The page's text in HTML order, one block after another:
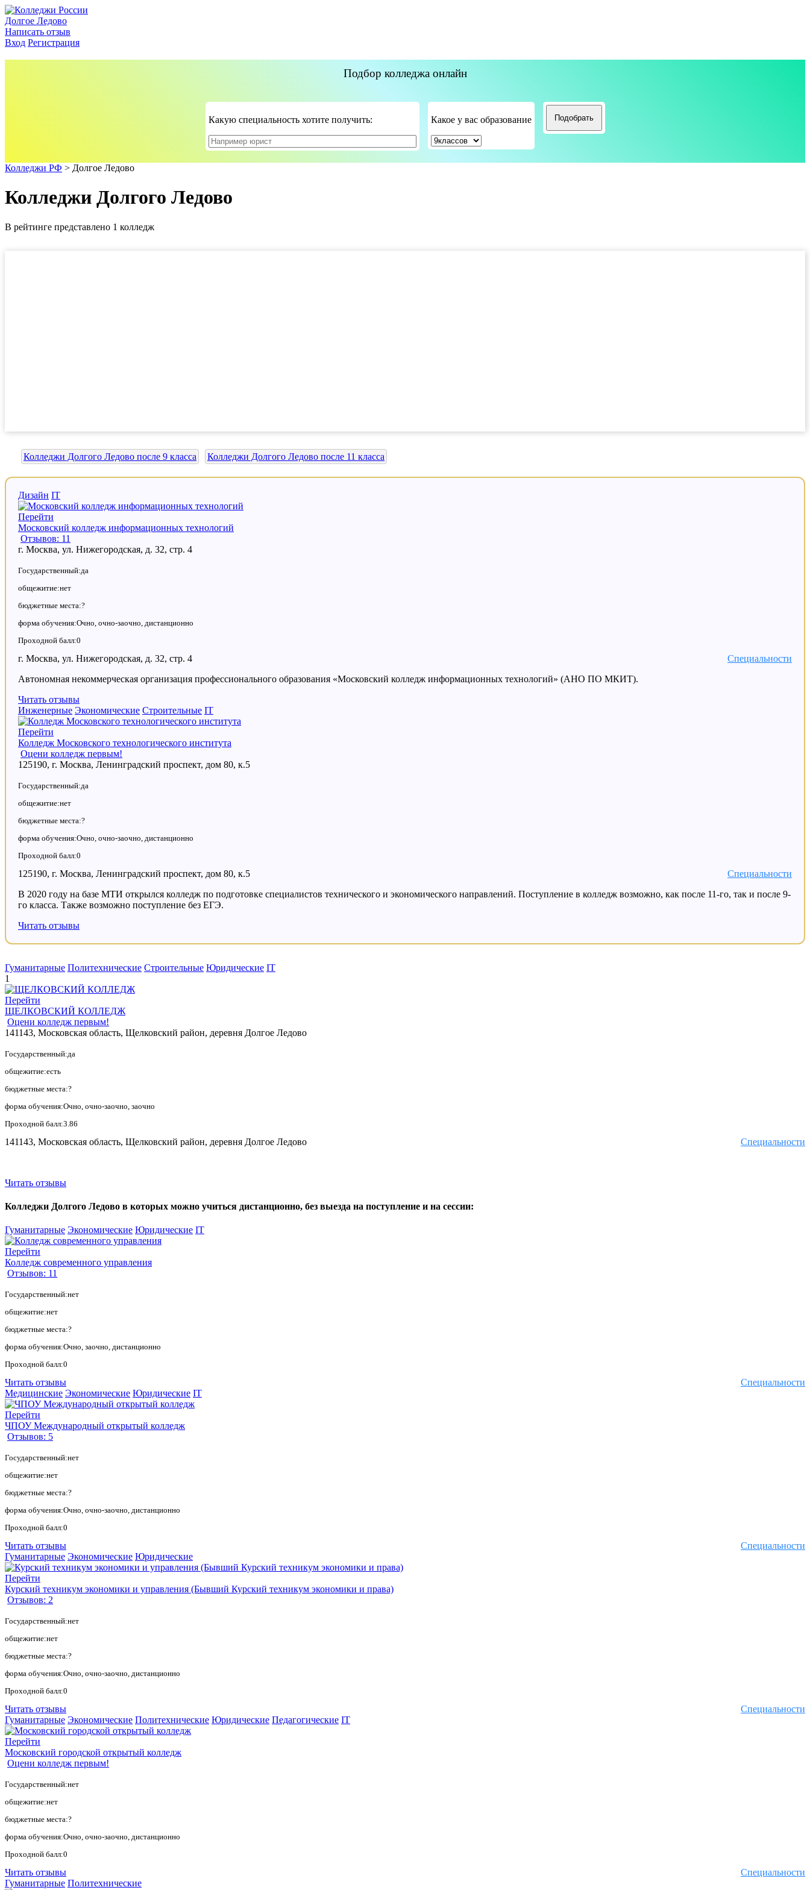
Долгое Ледово
Написать отзыв
Вход Регистрация
Подбор колледжа онлайн
Какую специальность хотите получить: Какое у вас образование
Колледжи РФ > Долгое Ледово
Колледжи Долгого Ледово
В рейтинге представлено 1 колледж
Колледжи Долгого Ледово после 9 класса Колледжи Долгого Ледово после 11 класса
Дизайн IT
Перейти
Московский колледж информационных технологий
Отзывов: 11
г. Москва, ул. Нижегородская, д. 32, стр. 4
Государственный:да
общежитие:нет
бюджетные места:?
форма обучения:Очно, очно-заочно, дистанционно
Проходной балл:0
Специальности
г. Москва, ул. Нижегородская, д. 32, стр. 4
Автономная некоммерческая организация профессионального образования «Московский колледж информационных технологий» (АНО ПО МКИТ).
Читать отзывы
Инженерные Экономические Строительные IT
Перейти
Колледж Московского технологического института
Оцени колледж первым!
125190, г. Москва, Ленинградский проспект, дом 80, к.5
Государственный:да
общежитие:нет
бюджетные места:?
форма обучения:Очно, очно-заочно, дистанционно
Проходной балл:0
Специальности
125190, г. Москва, Ленинградский проспект, дом 80, к.5
В 2020 году на базе МТИ открылся колледж по подготовке специалистов технического и экономического направлений. Поступление в колледж возможно, как после 11-го, так и после 9-
го класса. Также возможно поступление без ЕГЭ.
Читать отзывы
Гуманитарные Политехнические Строительные Юридические IT
1
Перейти
ЩЕЛКОВСКИЙ КОЛЛЕДЖ
Оцени колледж первым!
141143, Московская область, Щелковский район, деревня Долгое Ледово
Государственный:да
общежитие:есть
бюджетные места:?
форма обучения:Очно, очно-заочно, заочно
Проходной балл:3.86
Специальности
141143, Московская область, Щелковский район, деревня Долгое Ледово
Читать отзывы
Колледжи Долгого Ледово в которых можно учиться дистанционно, без выезда на поступление и на сессии:
Гуманитарные Экономические Юридические IT
Перейти
Колледж современного управления
Отзывов: 11
Государственный:нет
общежитие:нет
бюджетные места:?
форма обучения:Очно, заочно, дистанционно
Проходной балл:0
Специальности
Читать отзывы
Медицинские Экономические Юридические IT
Перейти
ЧПОУ Международный открытый колледж
Отзывов: 5
Государственный:нет
общежитие:нет
бюджетные места:?
форма обучения:Очно, очно-заочно, дистанционно
Проходной балл:0
Специальности
Читать отзывы
Гуманитарные Экономические Юридические
Перейти
Курский техникум экономики и управления (Бывший Курский техникум экономики и права)
Отзывов: 2
Государственный:нет
общежитие:нет
бюджетные места:?
форма обучения:Очно, очно-заочно, дистанционно
Проходной балл:0
Специальности
Читать отзывы
Гуманитарные Экономические Политехнические Юридические Педагогические IT
Перейти
Московский городской открытый колледж
Оцени колледж первым!
Государственный:нет
общежитие:нет
бюджетные места:?
форма обучения:Очно, очно-заочно, дистанционно
Проходной балл:0
Специальности
Читать отзывы
Гуманитарные Политехнические